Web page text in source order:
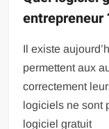
entrepreneur
Il existe
permettent aux
correctement
logiciels ne sont
logiciel gratuit